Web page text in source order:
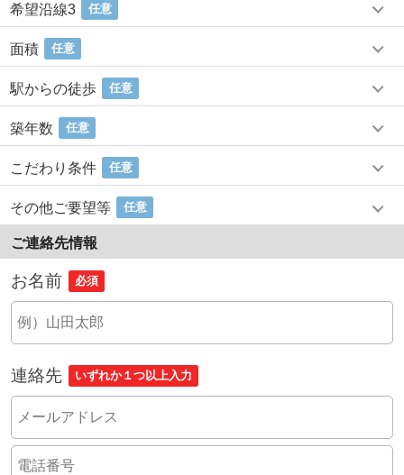
希望沿線3 任意
面積 任意
駅からの徒歩 任意
築年数 任意
こだわり条件 任意
その他ご要望等 任意
ご連絡先情報
お名前 必須
連絡先 いずれか１つ以上入力